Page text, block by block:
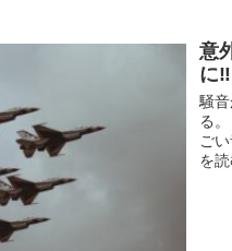
意
に‼
騒
る
ご
を